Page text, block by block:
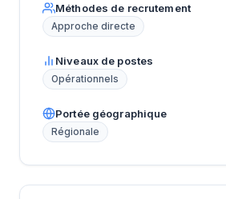
Méthodes de recrutement
Approche directe
Niveaux de postes
Opérationnels
Portée géographique
Régionale